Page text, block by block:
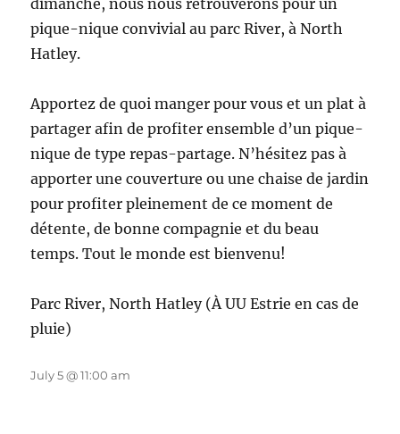
dimanche, nous nous retrouverons pour un
pique-nique convivial au parc River, à North
Hatley.
Apportez de quoi manger pour vous et un plat à
partager afin de profiter ensemble d’un pique-
nique de type repas-partage. N’hésitez pas à
apporter une couverture ou une chaise de jardin
pour profiter pleinement de ce moment de
détente, de bonne compagnie et du beau
temps. Tout le monde est bienvenu!
Parc River, North Hatley (À UU Estrie en cas de
pluie)
July 5 @ 11:00 am